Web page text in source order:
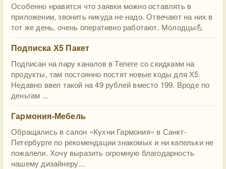
Особенно нравится что заявки можно оставлять в
приложении, звонить никуда не надо. Отвечают на них в
тот же день, очень оперативно работают. Молодцы💪
Подписка Х5 Пакет
Подписан на пару каналов в Телеге со скидками на
продукты, там постоянно постят новые коды для Х5.
Недавно ввел такой на 49 рублей вместо 199. Вроде по
деньгам ...
Гармония-Мебель
Обращались в салон «Кухни Гармония» в Санкт-
Петербурге по рекомендации знакомых и ни капельки не
пожалели. Хочу выразить огромную благодарность
нашему дизайнеру...